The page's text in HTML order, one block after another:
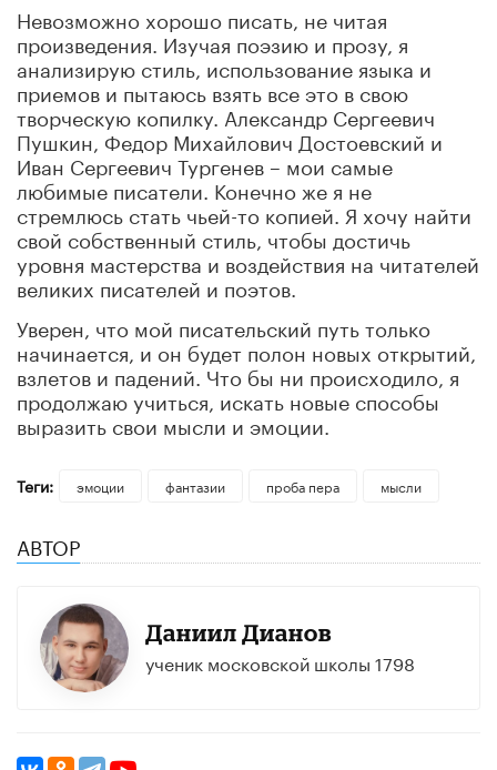
Невозможно хорошо писать, не читая
произведения. Изучая поэзию и прозу, я
анализирую стиль, использование языка и
приемов и пытаюсь взять все это в свою
творческую копилку. Александр Сергеевич
Пушкин, Федор Михайлович Достоевский и
Иван Сергеевич Тургенев – мои самые
любимые писатели. Конечно же я не
стремлюсь стать чьей-то копией. Я хочу найти
свой собственный стиль, чтобы достичь
уровня мастерства и воздействия на читателей
великих писателей и поэтов.
Уверен, что мой писательский путь только
начинается, и он будет полон новых открытий,
взлетов и падений. Что бы ни происходило, я
продолжаю учиться, искать новые способы
выразить свои мысли и эмоции.
Теги: эмоции фантазии проба пера мысли
АВТОР
Даниил Дианов
ученик московской школы 1798